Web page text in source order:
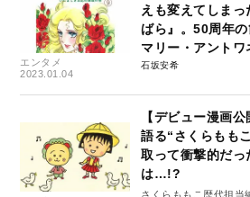
エンタメ
2023.01.04
えも変えてしま
ばら』。50周年
マリー・アント
石坂安希
【デビュー漫画
語る“さくらもも
取って衝撃的だっ
は…!?
さくらももこ歴代担当